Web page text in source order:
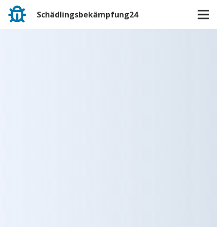
Schädlingsbekämpfung24